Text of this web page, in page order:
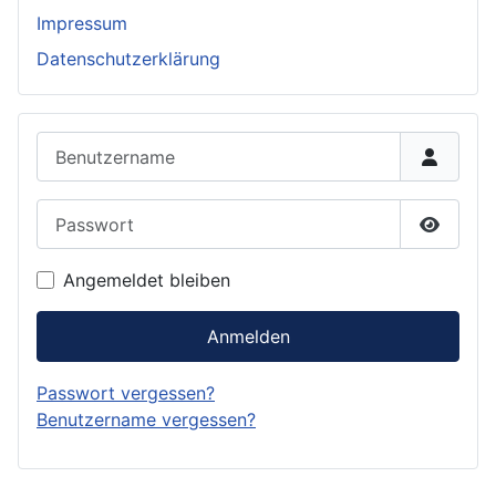
Impressum
Datenschutzerklärung
Angemeldet bleiben
Anmelden
Passwort vergessen?
Benutzername vergessen?